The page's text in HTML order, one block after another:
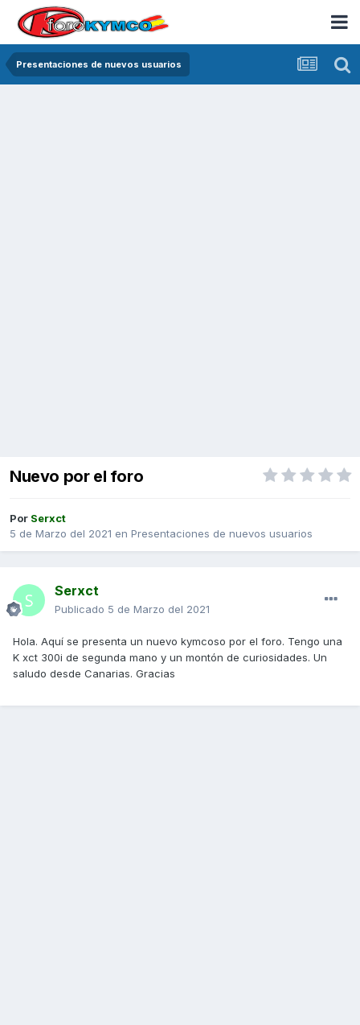
Presentaciones de nuevos usuarios
Nuevo por el foro
Por Serxct
5 de Marzo del 2021 en Presentaciones de nuevos usuarios
Serxct
Publicado 5 de Marzo del 2021
Hola. Aquí se presenta un nuevo kymcoso por el foro. Tengo una
K xct 300i de segunda mano y un montón de curiosidades. Un
saludo desde Canarias. Gracias